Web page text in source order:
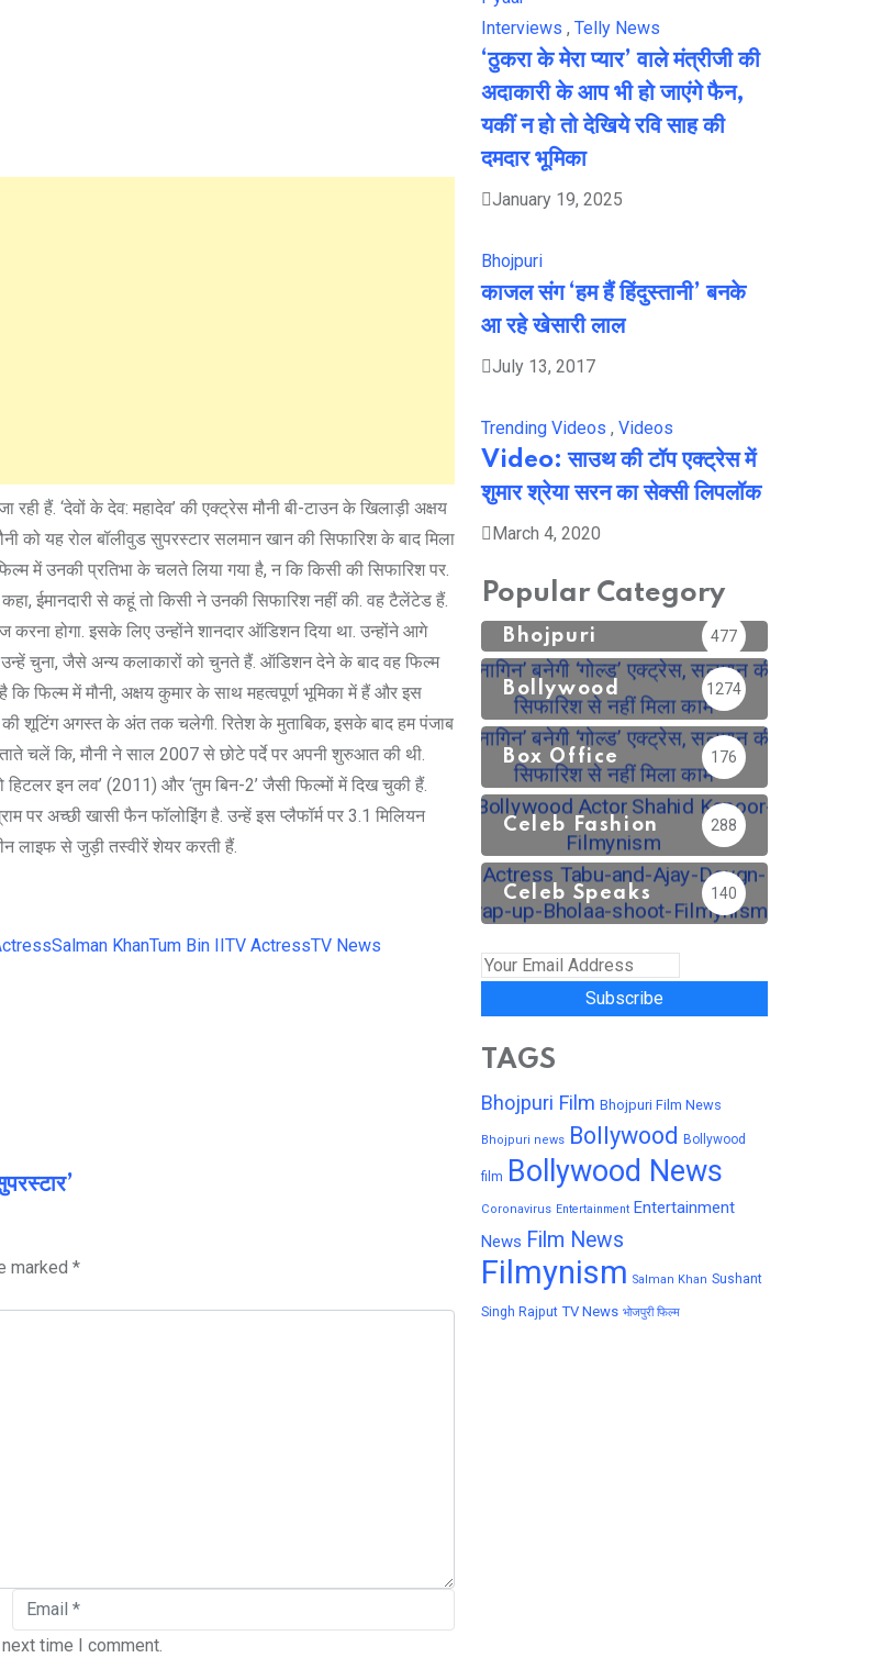
रही हैं. ‘देवों के देव: महादेव’ की एक्ट्रेस मौनी बी-टाउन के खिलाड़ी अक्षय
को यह रोल बॉलीवुड सुपरस्टार सलमान खान की सिफारिश के बाद मिला
में उनकी प्रतिभा के चलते लिया गया है, न कि किसी की सिफारिश पर.
ईमानदारी से कहूं तो किसी ने उनकी सिफारिश नहीं की. वह टैलेंटेड हैं.
होगा. इसके लिए उन्होंने शानदार ऑडिशन दिया था. उन्होंने आगे
चुना, जैसे अन्य कलाकारों को चुनते हैं. ऑडिशन देने के बाद वह फिल्म
कि फिल्म में मौनी, अक्षय कुमार के साथ महत्वपूर्ण भूमिका में हैं और इस
शूटिंग अगस्त के अंत तक चलेगी. रितेश के मुताबिक, इसके बाद हम पंजाब
चलें कि, मौनी ने साल 2007 से छोटे पर्दे पर अपनी शुरुआत की थी.
हिटलर इन लव’ (2011) और ‘तुम बिन-2’ जैसी फिल्मों में दिख चुकी हैं.
पर अच्छी खासी फैन फॉलोइिंग है. उन्हें इस प्लैफॉर्म पर 3.1 मिलियन
लाइफ से जुड़ी तस्वीरें शेयर करती हैं.
Salman KhanTum Bin IITV ActressTV News
marked *
time I comment.
Interviews , Telly News
‘ठुकरा के मेरा प्यार’ वाले मंत्रीजी की
अदाकारी के आप भी हो जाएंगे फैन,
यकीं न हो तो देखिये रवि साह की
दमदार भूमिका
January 19, 2025
Bhojpuri
काजल संग ‘हम हैं हिंदुस्तानी’ बनके
आ रहे खेसारी लाल
July 13, 2017
Trending Videos , Videos
Video: साउथ की टॉप एक्ट्रेस में
शुमार श्रेया सरन का सेक्सी लिपलॉक
March 4, 2020
Popular Category
Bhojpuri 477
Bollywood 1274
Box Office 176
Celeb Fashion 288
Celeb Speaks 140
Subscribe
TAGS
Bhojpuri Film Bhojpuri Film News
Bhojpuri news Bollywood Bollywood
film Bollywood News
Coronavirus Entertainment Entertainment
News Film News
Filmynism Salman Khan Sushant
Singh Rajput TV News भोजपुरी फिल्म